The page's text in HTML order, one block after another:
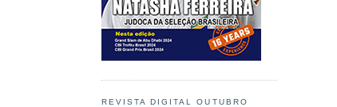
REVISTA DIGITAL OUTUBRO